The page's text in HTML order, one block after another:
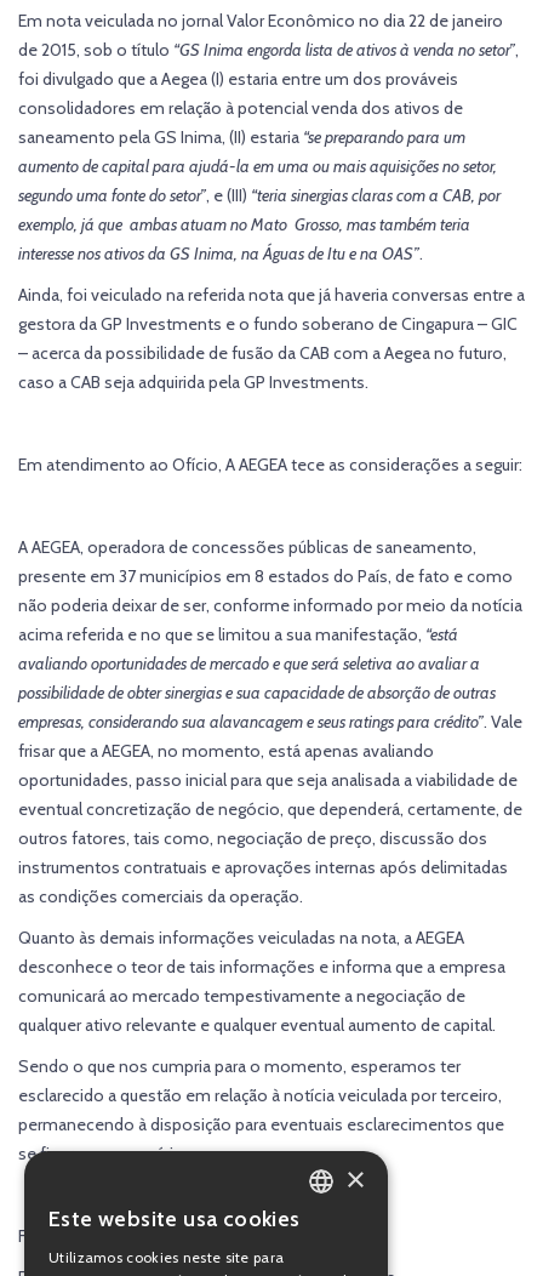
Em nota veiculada no jornal Valor Econômico no dia 22 de janeiro
de 2015, sob o título “GS Inima engorda lista de ativos à venda no setor”,
foi divulgado que a Aegea (I) estaria entre um dos prováveis
consolidadores em relação à potencial venda dos ativos de
saneamento pela GS Inima, (II) estaria “se preparando para um
aumento de capital para ajudá-la em uma ou mais aquisições no setor,
segundo uma fonte do setor”, e (III) “teria sinergias claras com a CAB, por
exemplo, já que ambas atuam no Mato Grosso, mas também teria
interesse nos ativos da GS Inima, na Águas de Itu e na OAS”.
Ainda, foi veiculado na referida nota que já haveria conversas entre a
gestora da GP Investments e o fundo soberano de Cingapura – GIC
– acerca da possibilidade de fusão da CAB com a Aegea no futuro,
caso a CAB seja adquirida pela GP Investments.
Em atendimento ao Ofício, A AEGEA tece as considerações a seguir:
A AEGEA, operadora de concessões públicas de saneamento,
presente em 37 municípios em 8 estados do País, de fato e como
não poderia deixar de ser, conforme informado por meio da notícia
acima referida e no que se limitou a sua manifestação, “está
avaliando oportunidades de mercado e que será seletiva ao avaliar a
possibilidade de obter sinergias e sua capacidade de absorção de outras
empresas, considerando sua alavancagem e seus ratings para crédito”. Vale
frisar que a AEGEA, no momento, está apenas avaliando
oportunidades, passo inicial para que seja analisada a viabilidade de
eventual concretização de negócio, que dependerá, certamente, de
outros fatores, tais como, negociação de preço, discussão dos
instrumentos contratuais e aprovações internas após delimitadas
as condições comerciais da operação.
Quanto às demais informações veiculadas na nota, a AEGEA
desconhece o teor de tais informações e informa que a empresa
comunicará ao mercado tempestivamente a negociação de
qualquer ativo relevante e qualquer eventual aumento de capital.
Sendo o que nos cumpria para o momento, esperamos ter
esclarecido a questão em relação à notícia veiculada por terceiro,
permanecendo à disposição para eventuais esclarecimentos que
se fizerem necessários.
Flávio Martins Tarchi Crivellari
PORTUGUESE
×
Este website usa cookies
Utilizamos cookies neste site para